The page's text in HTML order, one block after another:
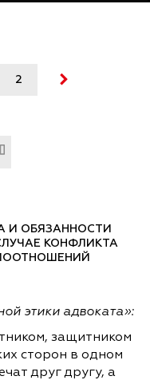
2
И ОБЯЗАННОСТИ
КОНФЛИКТА
этики адвоката»:
защитником
сторон в одном
друг другу, а